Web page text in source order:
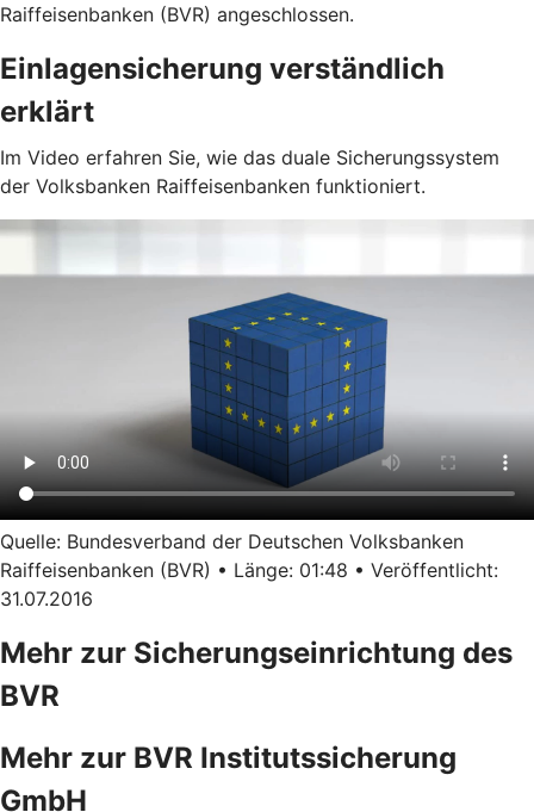
Raiffeisenbanken (BVR) angeschlossen.
Einlagensicherung verständlich
erklärt
Im Video erfahren Sie, wie das duale Sicherungssystem
der Volksbanken Raiffeisenbanken funktioniert.
Quelle: Bundesverband der Deutschen Volksbanken
Raiffeisenbanken (BVR) • Länge: 01:48 • Veröffentlicht:
31.07.2016
Mehr zur Sicherungseinrichtung des
BVR
Mehr zur BVR Institutssicherung
GmbH